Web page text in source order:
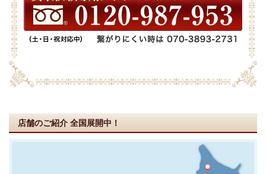
店舗のご紹介 全国展開中！